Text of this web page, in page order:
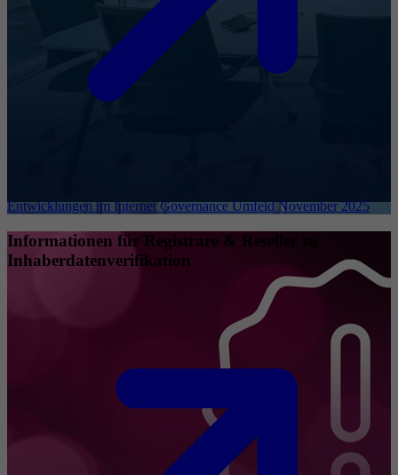
Entwicklungen im Internet Governance Umfeld November 2025
Informationen für Registrare & Reseller zu
Inhaberdatenverifikation